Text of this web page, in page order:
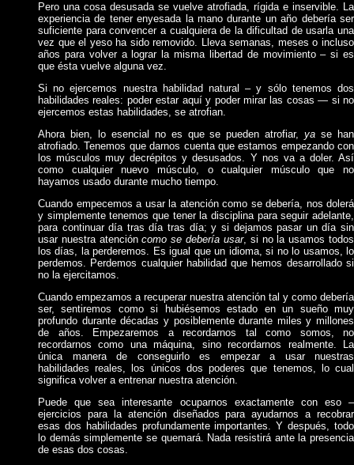
Pero una cosa desusada se vuelve atrofiada, rígida e inservible. La
experiencia de tener enyesada la mano durante un año debería ser
suficiente para convencer a cualquiera de la dificultad de usarla una
vez que el yeso ha sido removido. Lleva semanas, meses o incluso
años para volver a lograr la misma libertad de movimiento – si es
que ésta vuelve alguna vez.
Si no ejercemos nuestra habilidad natural – y sólo tenemos dos
habilidades reales: poder estar aquí y poder mirar las cosas — si no
ejercemos estas habilidades, se atrofian.
Ahora bien, lo esencial no es que se pueden atrofiar, ya se han
atrofiado. Tenemos que darnos cuenta que estamos empezando con
los músculos muy decrépitos y desusados. Y nos va a doler. Así
como cualquier nuevo músculo, o cualquier músculo que no
hayamos usado durante mucho tiempo.
Cuando empecemos a usar la atención como se debería, nos dolerá
y simplemente tenemos que tener la disciplina para seguir adelante,
para continuar día tras día tras día; y si dejamos pasar un día sin
usar nuestra atencióncomo se debería usar, si no la usamos todos
los días, la perderemos. Es igual que un idioma, si no lo usamos, lo
perdemos. Perdemos cualquier habilidad que hemos desarrollado si
no la ejercitamos.
Cuando empezamos a recuperar nuestra atención tal y como debería
ser, sentiremos como si hubiésemos estado en un sueño muy
profundo durante décadas y posiblemente durante miles y millones
de años. Empezaremos a recordarnos tal como somos, no
recordarnos como una máquina, sino recordarnos realmente. La
única manera de conseguirlo es empezar a usar nuestras
habilidades reales, los únicos dos poderes que tenemos, lo cual
significa volver a entrenar nuestra atención.
Puede que sea interesante ocuparnos exactamente con eso –
ejercicios para la atención diseñados para ayudarnos a recobrar
esas dos habilidades profundamente importantes. Y después, todo
lo demás simplemente se quemará. Nada resistirá ante la presencia
de esas dos cosas.